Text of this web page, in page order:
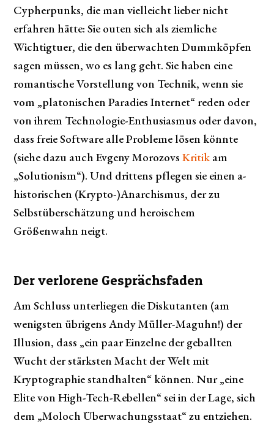
Cypherpunks, die man vielleicht lieber nicht
erfahren hätte: Sie outen sich als ziemliche
Wichtigtuer, die den überwachten Dummköpfen
sagen müssen, wo es lang geht. Sie haben eine
romantische Vorstellung von Technik, wenn sie
vom „platonischen Paradies Internet“ reden oder
von ihrem Technologie-Enthusiasmus oder davon,
dass freie Software alle Probleme lösen könnte
(siehe dazu auch Evgeny MorozovsKritikam
„Solutionism“). Und drittens pflegen sie einen a-
historischen (Krypto-)Anarchismus, der zu
Selbstüberschätzung und heroischem
Größenwahn neigt.
Der verlorene Gesprächsfaden
Am Schluss unterliegen die Diskutanten (am
wenigsten übrigens Andy Müller-Maguhn!) der
Illusion, dass „ein paar Einzelne der geballten
Wucht der stärksten Macht der Welt mit
Kryptographie standhalten“ können. Nur „eine
Elite von High-Tech-Rebellen“ sei in der Lage, sich
dem „Moloch Überwachungsstaat“ zu entziehen.